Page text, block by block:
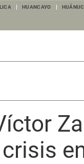
HUANCAYO